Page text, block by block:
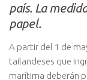
país. La
papel.
A partir del 1 de
tailandeses que
marítima deberán